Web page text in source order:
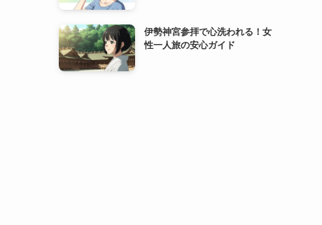
伊勢神宮参拝で心洗われる！女
性一人旅の安心ガイド